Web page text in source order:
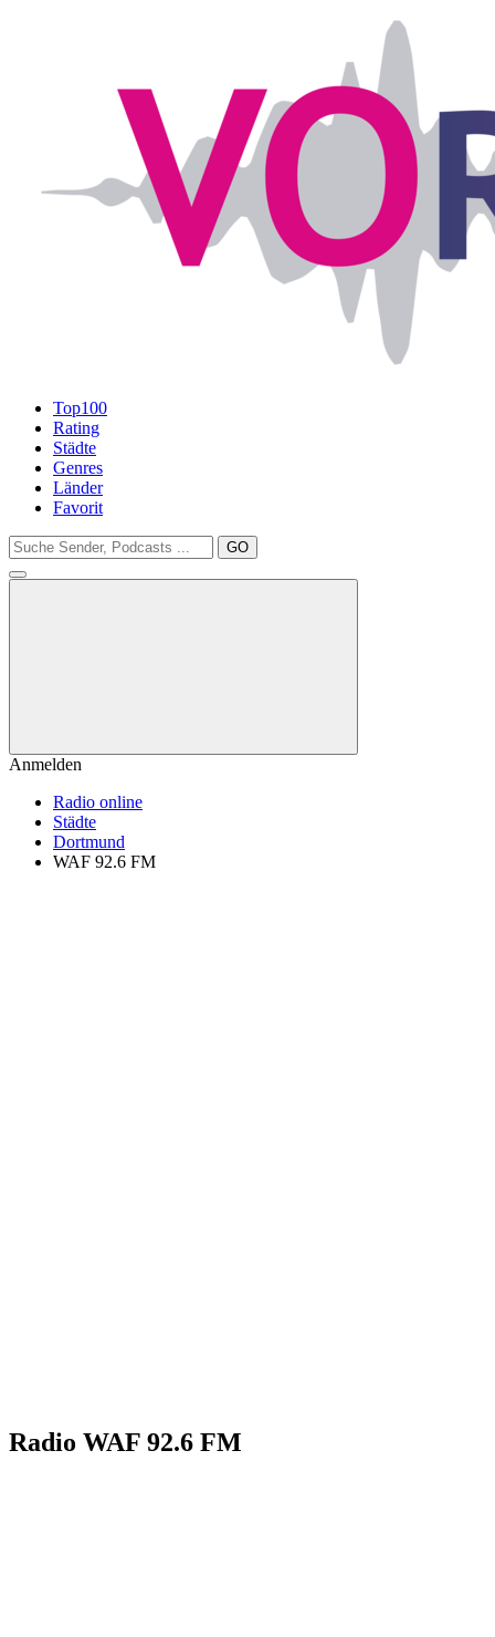
Top100
Rating
Städte
Genres
Länder
Favorit
GO
Anmelden
Radio online
Städte
Dortmund
WAF 92.6 FM
Radio WAF 92.6 FM